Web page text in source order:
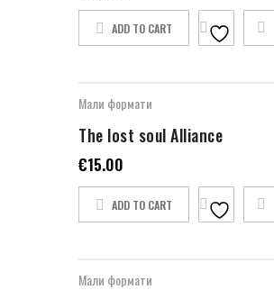
ADD TO CART
Мали формати
The lost soul Alliance
€15.00
ADD TO CART
Мали формати